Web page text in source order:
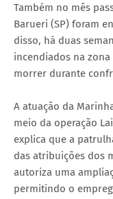
Também no mês
Barueri (SP) foram
disso, há duas
incendiados na
morrer durante
A atuação da
meio da operação
explica que a
das atribuições dos
autoriza uma
permitindo o